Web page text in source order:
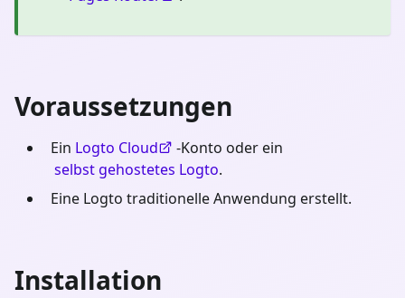
Voraussetzungen
Ein Logto Cloud
-Konto oder ein
selbst gehostetes Logto.
Eine Logto traditionelle Anwendung erstellt.
Installation